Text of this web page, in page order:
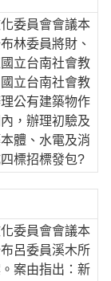
委員會會議本
林委員將財、
立台南社會教
立台南社會教
公有建築物作
，辦理初驗及
體、水電及消
標招標發包?
委員會會議本
呂委員溪木所
案由指出：新